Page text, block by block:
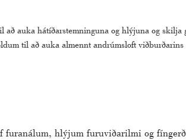
auka hátíðarstemninguna og hlýjuna og skilja
til að auka almennt andrúmsloft
hlýjum furuviðarilmi og